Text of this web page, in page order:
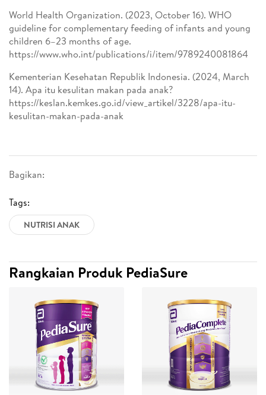
Bagikan:
Tags:
NUTRISI ANAK
World Health Organization. (2023, October 16). WHO
guideline for complementary feeding of infants and young
children 6–23 months of age.
https://www.who.int/publications/i/item/9789240081864
Kementerian Kesehatan Republik Indonesia. (2024, March
14). Apa itu kesulitan makan pada anak?
https://keslan.kemkes.go.id/view_artikel/3228/apa-itu-
kesulitan-makan-pada-anak
Rangkaian Produk PediaSure